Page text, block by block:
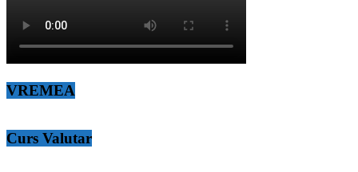
VREMEA
Curs Valutar